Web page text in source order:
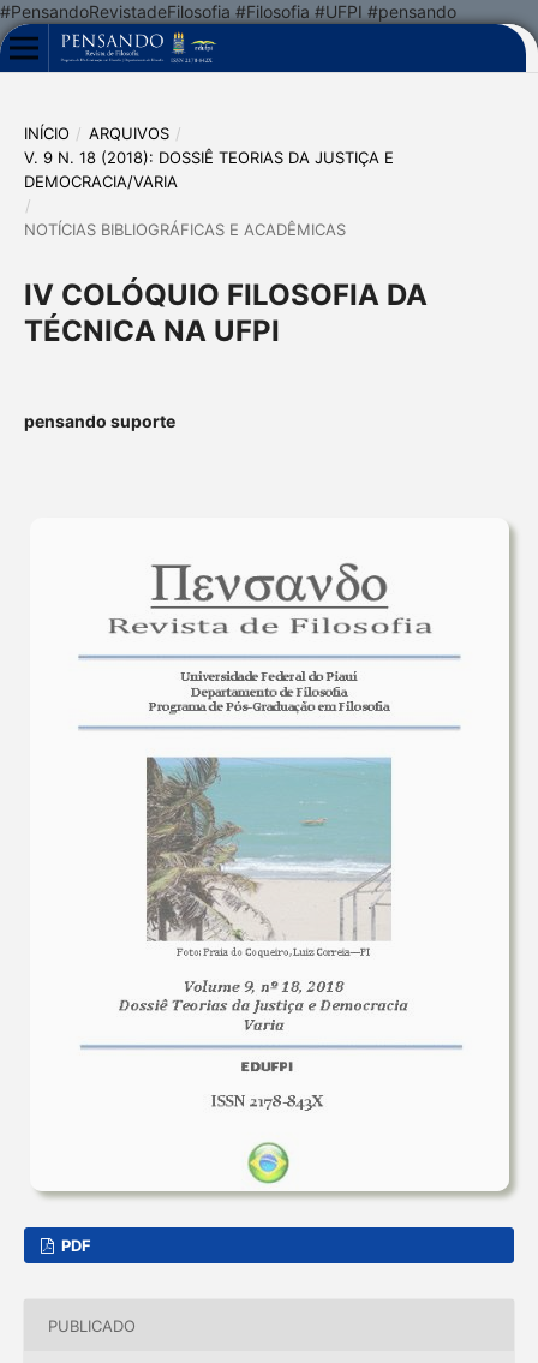
#PensandoRevistadeFilosofia #Filosofia #UFPI #pensando
INÍCIO / ARQUIVOS /
V. 9 N. 18 (2018): DOSSIÊ TEORIAS DA JUSTIÇA E
DEMOCRACIA/VARIA
/
NOTÍCIAS BIBLIOGRÁFICAS E ACADÊMICAS
IV COLÓQUIO FILOSOFIA DA
TÉCNICA NA UFPI
pensando suporte
PDF
PUBLICADO